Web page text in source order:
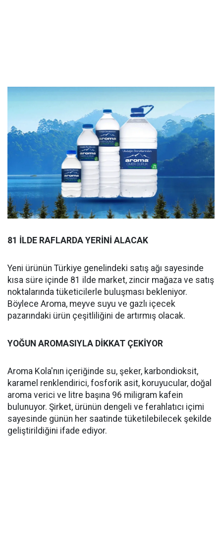
81 İLDE RAFLARDA YERİNİ ALACAK
Yeni ürünün Türkiye genelindeki satış ağı sayesinde
kısa süre içinde 81 ilde market, zincir mağaza ve satış
noktalarında tüketicilerle buluşması bekleniyor.
Böylece Aroma, meyve suyu ve gazlı içecek
pazarındaki ürün çeşitliliğini de artırmış olacak.
YOĞUN AROMASIYLA DİKKAT ÇEKİYOR
Aroma Kola'nın içeriğinde su, şeker, karbondioksit,
karamel renklendirici, fosforik asit, koruyucular, doğal
aroma verici ve litre başına 96 miligram kafein
bulunuyor. Şirket, ürünün dengeli ve ferahlatıcı içimi
sayesinde günün her saatinde tüketilebilecek şekilde
geliştirildiğini ifade ediyor.